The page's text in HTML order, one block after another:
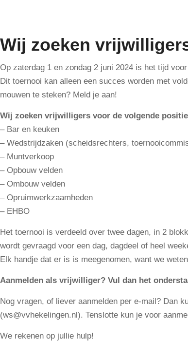
Wij zoeken
Op zaterdag 1 en zondag 2 juni 2024 is het tijd
Dit toernooi kan alleen een succes worden met
mouwen te steken? Meld je aan!
Wij zoeken vrijwilligers voor de volgende
– Bar en keuken
– Wedstrijdzaken (scheidsrechters,
– Muntverkoop
– Opbouw velden
– Ombouw velden
– Opruimwerkzaamheden
– EHBO
Het toernooi is verdeeld over twee dagen, in 2
wordt gevraagd voor een dag, dagdeel of heel
Elk handje dat er is is meegenomen, want we
Aanmelden als vrijwilliger? Vul dan het
Nog vragen, of liever aanmelden per e-mail? Dan
(ws@vvhekelingen.nl). Tenslotte kun je voor
We rekenen op jullie hulp!